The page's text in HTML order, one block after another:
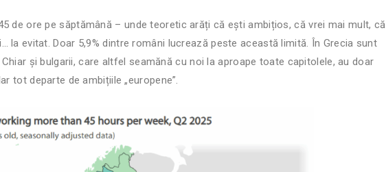
de ore pe săptămână – unde teoretic arăți că ești ambițios, că vrei mai mult, că
la evitat. Doar 5,9% dintre români lucrează peste această limită. În Grecia sunt
Chiar și bulgarii, care altfel seamănă cu noi la aproape toate capitolele, au doar
tot departe de ambițiile „europene”.